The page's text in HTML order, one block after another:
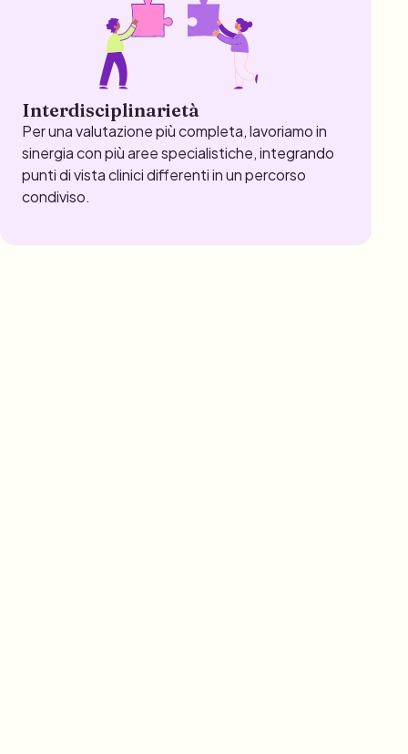
Interdisciplinarietà
Per una valutazione più completa, lavoriamo in
sinergia con più aree specialistiche, integrando
punti di vista clinici differenti in un percorso
condiviso.